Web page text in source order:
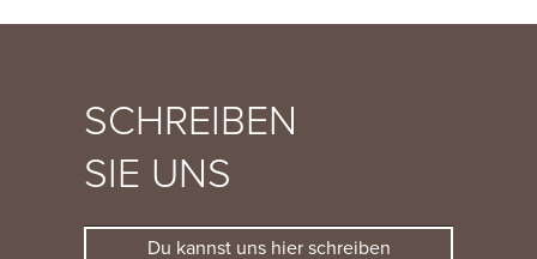
SCHREIBEN
SIE UNS
Du kannst uns hier schreiben